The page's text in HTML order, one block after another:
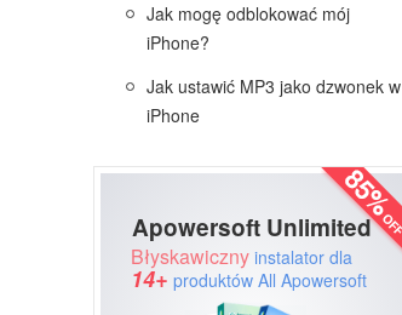
Jak mogę odblokować mój
iPhone?
Jak ustawić MP3 jako dzwonek w
iPhone
Apowersoft Unlimited
Błyskawiczny instalator dla
14+ produktów All Apowersoft